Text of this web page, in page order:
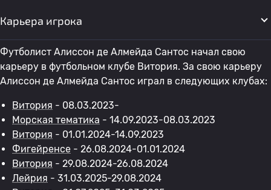
Карьера игрока
Футболист Алиссон де Алмейда Сантос начал свою
карьеру в футбольном клубе Витория. За свою карьеру
Алиссон де Алмейда Сантос играл в следующих клубах:
Витория - 08.03.2023-
Морская тематика - 14.09.2023-08.03.2023
Витория - 01.01.2024-14.09.2023
Фигейренсе - 26.08.2024-01.01.2024
Витория - 29.08.2024-26.08.2024
Лейрия - 31.03.2025-29.08.2024